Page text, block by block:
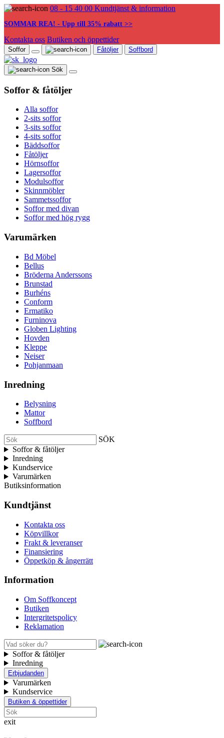
08 - 15 40 00 Kundtjänst & information
SOMMAR REA! - Upp till 35% rabatt >>
Kontakta oss Butiken och öppettider
Soffor Fåtöljer Soffbord
Sök
Soffor & fåtöljer
Alla soffor
2-sits soffor
3-sits soffor
4-sits soffor
Bäddsoffor
Fåtöljer
Hörnsoffor
Lagersoffor
Modulsoffor
Skinnmöbler
Sammetssoffor
Soffor med divan
Soffor med hög rygg
Varumärken
Bd Möbel
Bellus
Bröderna Anderssons
Brunstad
Burhéns
Conform
Ermatiko
Furninova
Globen Lighting
Hovden
Kleppe
Neiser
Pohjanmaan
Inredning
Belysning
Mattor
Soffbord
SÖK
Soffor & fåtöljer
Inredning
Kundservice
Varumärken
Butiksinformation
Kundtjänst
Kontakta oss
Köpvillkor
Frakt & leveranser
Finansiering
Öppetköp & ångerrätt
Information
Om Soffkoncept
Butiken
Intergritetspolicy
Reklamation
Soffor & fåtöljer
Inredning
Erbjudanden
Varumärken
Kundservice
Butiken & öppettider
exit